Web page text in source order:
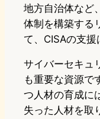
地方自治体など
体制を構築する
て、CISAの支援
サイバーセキュ
も重要な資源で
つ人材の育成に
失った人材を取